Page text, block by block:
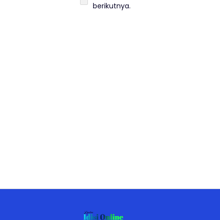
berikutnya.